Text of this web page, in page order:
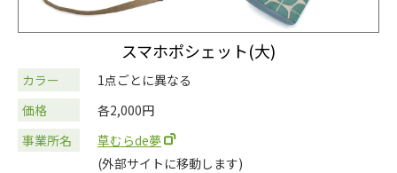
スマホポシェット(大)
カラー
1点ごとに異なる
価格
各2,000円
事業所名
草むらde夢
(外部サイトに移動します)